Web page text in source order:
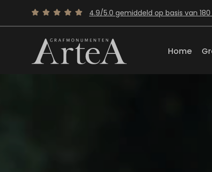
Home
4.9/5.0 gemiddeld op basis van